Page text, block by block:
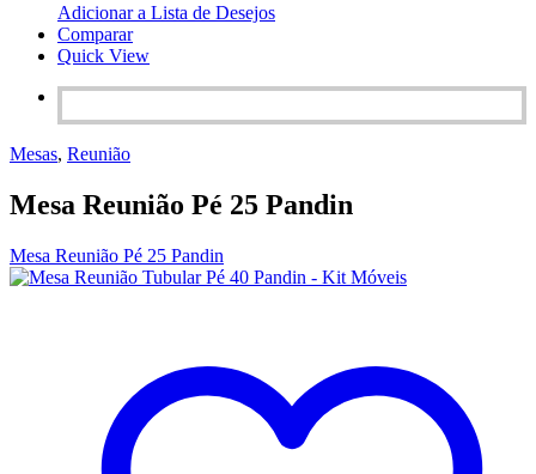
Adicionar a Lista de Desejos
Comparar
Quick View
Mesas, Reunião
Mesa Reunião Pé 25 Pandin
Mesa Reunião Pé 25 Pandin